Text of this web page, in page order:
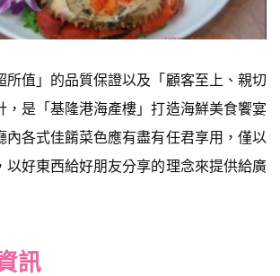
所值」的品質保證以及「顧客至上、親切
，是「基隆港海產樓」打造海鮮美食饗宴
內各式佳餚菜色應有盡有任君享用，僅以
以好東西給好朋友分享的理念來提供給廣
訊